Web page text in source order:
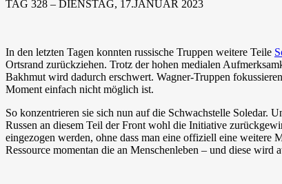
TAG 328 – DIENSTAG, 17.JANUAR 2023
In den letzten Tagen konnten russische Truppen weitere Teile
Ortsrand zurückziehen. Trotz der hohen medialen
Bakhmut wird dadurch erschwert. Wagner-Truppen
Moment einfach nicht möglich ist.
So konzentrieren sie sich nun auf die Schwachstelle Soledar.
Russen an diesem Teil der Front wohl die Initiative
eingezogen werden, ohne dass man eine offiziell eine weitere
Ressource momentan die an Menschenleben – und diese wird